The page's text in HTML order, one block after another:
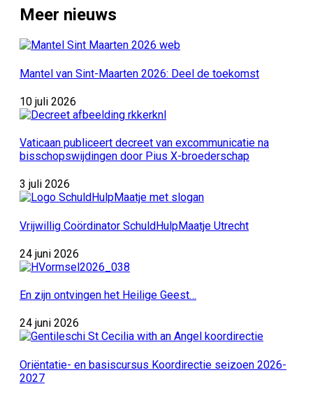
Meer nieuws
Mantel van Sint-Maarten 2026: Deel de toekomst
10 juli 2026
Vaticaan publiceert decreet van excommunicatie na
bisschopswijdingen door Pius X-broederschap
3 juli 2026
Vrijwillig Coördinator SchuldHulpMaatje Utrecht
24 juni 2026
En zijn ontvingen het Heilige Geest…
24 juni 2026
Oriëntatie- en basiscursus Koordirectie seizoen 2026-
2027